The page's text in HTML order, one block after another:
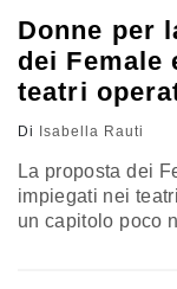
Donne per
dei Female
teatri
Di Isabella Rauti
La proposta dei
impiegati nei
un capitolo poco